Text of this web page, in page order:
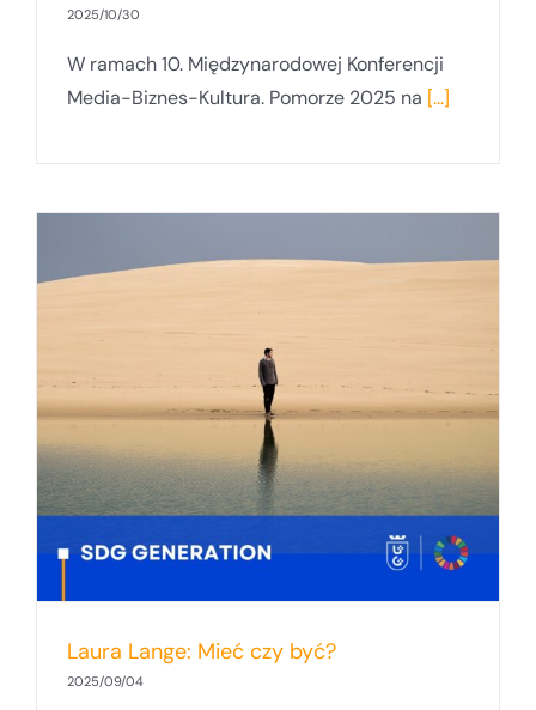
2025/10/30
W ramach 10. Międzynarodowej Konferencji
Media-Biznes-Kultura. Pomorze 2025 na [...]
Laura Lange: Mieć czy być?
2025/09/04